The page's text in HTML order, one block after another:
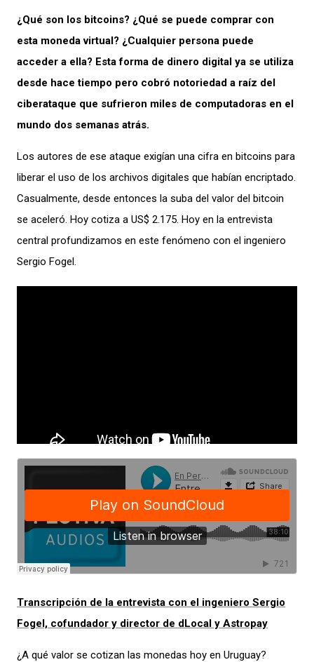
¿Qué son los bitcoins? ¿Qué se puede comprar con
esta moneda virtual? ¿Cualquier persona puede
acceder a ella? Esta forma de dinero digital ya se utiliza
desde hace tiempo pero cobró notoriedad a raíz del
ciberataque que sufrieron miles de computadoras en el
mundo dos semanas atrás.
Los autores de ese ataque exigían una cifra en bitcoins para
liberar el uso de los archivos digitales que habían encriptado.
Casualmente, desde entonces la suba del valor del bitcoin
se aceleró. Hoy cotiza a US$ 2.175. Hoy en la entrevista
central profundizamos en este fenómeno con el ingeniero
Sergio Fogel.
Transcripción de la entrevista con el ingeniero Sergio
Fogel, cofundador y director de dLocal y Astropay
¿A qué valor se cotizan las monedas hoy en Uruguay?